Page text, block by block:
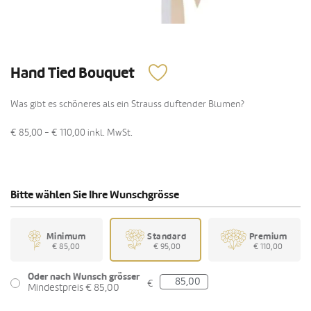
Hand Tied Bouquet
Was gibt es schöneres als ein Strauss duftender Blumen?
€ 85,00 - € 110,00 inkl. MwSt.
Bitte wählen Sie Ihre Wunschgrösse
Minimum
€ 85,00
Standard
€ 95,00
Premium
€ 110,00
Oder nach Wunsch grösser
Mindestpreis € 85,00
€